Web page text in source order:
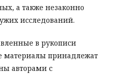
а также незаконно
исследований.
в рукописи
материалы принадлежат
авторами с